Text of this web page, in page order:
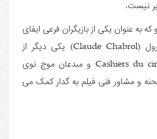
نیست.
که به عنوان یکی از بازیگران فرعی ایفای
نقش می کند کلود چپرول (Claude Chabrol) یکی دیگر از
نویسندگان نشریه Cashiers du cinema و مبدعان موج نوی
و مشاور فنی فیلم به گدار کمک می